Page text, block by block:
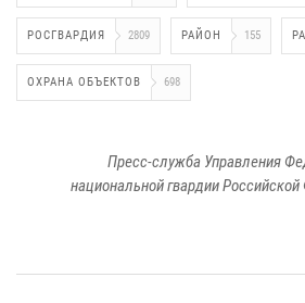
РОСГВАРДИЯ 2809 РАЙОН 155
ОХРАНА ОБЪЕКТОВ 698
Пресс-служба Управления
национальной гвардии